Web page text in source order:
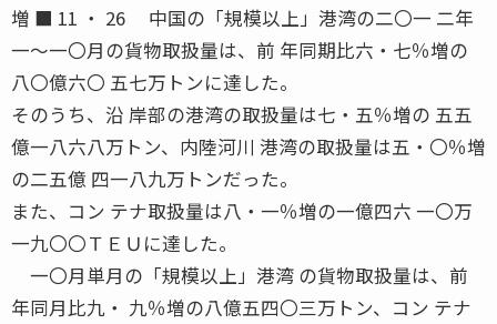
増 ■ 11 ・ 26 中国の「規模以上」港湾の二〇一 二年
一〜一〇月の貨物取扱量は、前 年同期比六・七％増の
八〇億六〇 五七万トンに達した。
そのうち、沿 岸部の港湾の取扱量は七・五％増の 五五
億一八六八万トン、内陸河川 港湾の取扱量は五・〇％増
の二五億 四一八九万トンだった。
また、コン テナ取扱量は八・一％増の一億四六 一〇万
一九〇〇ＴＥＵに達した。
一〇月単月の「規模以上」港湾 の貨物取扱量は、前
年同月比九・ 九％増の八億五四〇三万トン、コン テナ